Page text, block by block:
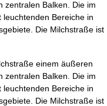
zentralen Balken. Die im
leuchtenden Bereiche in
Die Milchstraße ist
einem äußeren
zentralen Balken. Die im
leuchtenden Bereiche in
Die Milchstraße ist